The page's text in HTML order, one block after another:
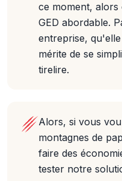
ce moment,
GED abordable.
entreprise,
mérite de se
tirelire.
Alors, si vous
montagnes de
faire des
tester notre